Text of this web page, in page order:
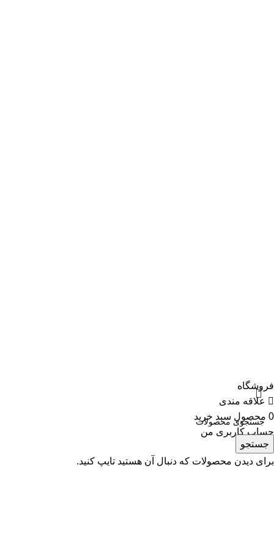
جستجو
برای دیدن محصولات که دنبال آن هستید تایپ کنید.
فروشگاه
علاقه مندی
0 محصول سبد خرید
حساب کاربری من